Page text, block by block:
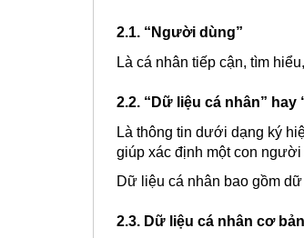
2.1. “Người dùng”
Là cá nhân tiếp cận, tìm
2.2. “Dữ liệu cá nhân” hay
Là thông tin dưới dạng ký
giúp xác định một con người
Dữ liệu cá nhân bao gồm
2.3. Dữ liệu cá nhân cơ